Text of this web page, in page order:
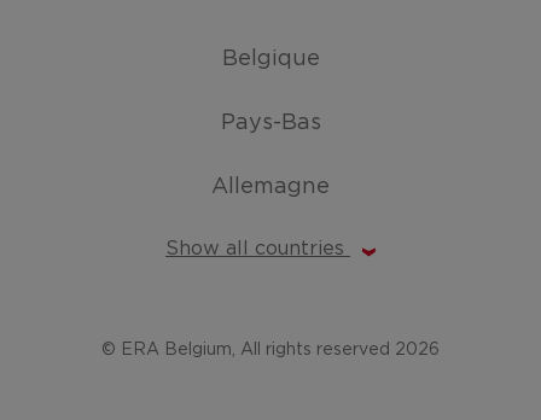
Belgique
Pays-Bas
Allemagne
Show all countries
© ERA Belgium, All rights reserved 2026